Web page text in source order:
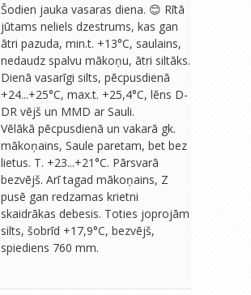
Šodien jauka vasaras diena. 😊 Rītā
jūtams neliels dzestrums, kas gan
ātri pazuda, min.t. +13°C, saulains,
nedaudz spalvu mākoņu, ātri siltāks.
Dienā vasarīgi silts, pēcpusdienā
+24...+25°C, max.t. +25,4°C, lēns D-
DR vējš un MMD ar Sauli.
Vēlākā pēcpusdienā un vakarā gk.
mākoņains, Saule paretam, bet bez
lietus. T. +23...+21°C. Pārsvarā
bezvējš. Arī tagad mākoņains, Z
pusē gan redzamas krietni
skaidrākas debesis. Toties joprojām
silts, šobrīd +17,9°C, bezvējš,
spiediens 760 mm.